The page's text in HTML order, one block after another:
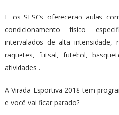
E os SESCs oferecerão aulas
condicionamento físico
intervalados de alta intensidade,
raquetes, futsal, futebol,
atividades .
A Virada Esportiva 2018 tem
e você vai ficar parado?